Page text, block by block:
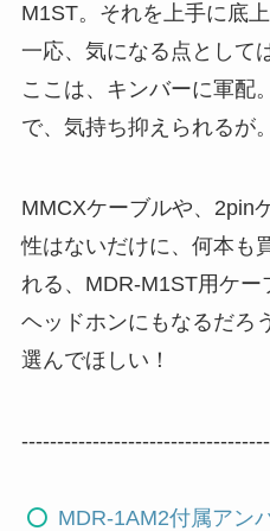
M1ST。それを上手に底
一応、気になる点として
ここは、キンバーに軍配
で、気持ち抑えられるが。
MMCXケーブルや、2pin
性はないだけに、何本も
れる、MDR-M1ST用ケー
ヘッドホンにもなるだろ
選んでほしい！
MDR-1AM2付属アン